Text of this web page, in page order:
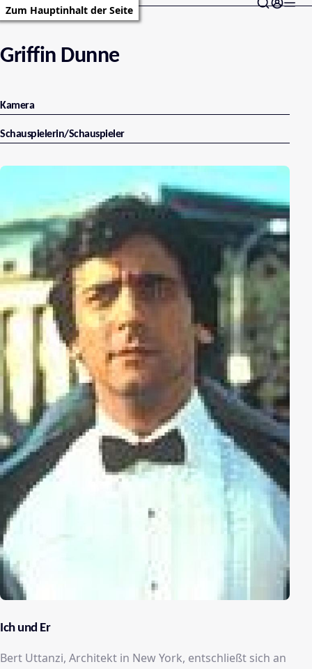
Zum Hauptinhalt der Seite
Griffin Dunne
Kamera
Schauspielerin/Schauspieler
Ich und Er
Bert Uttanzi, Architekt in New York, entschließt sich an